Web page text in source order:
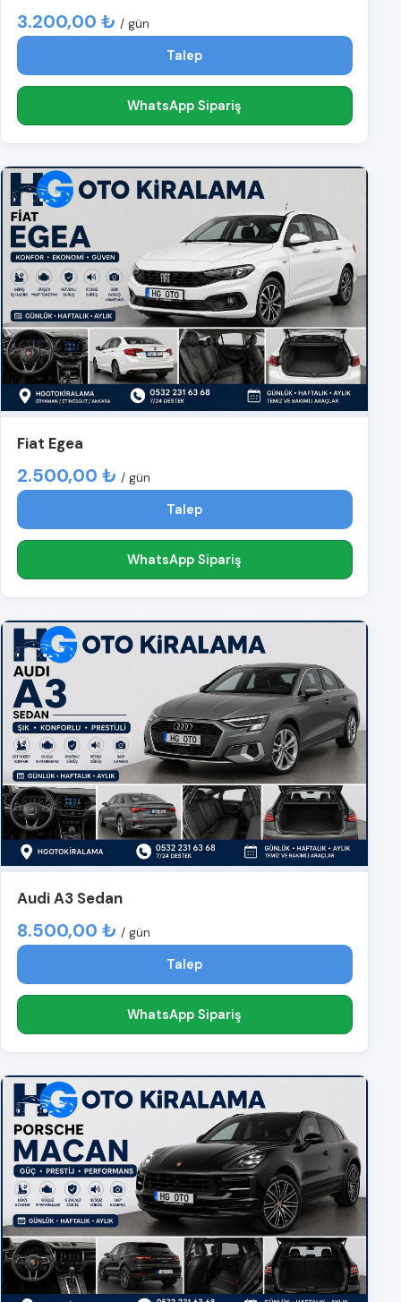
3.200,00 ₺ / gün
Talep
WhatsApp Sipariş
Fiat Egea
2.500,00 ₺ / gün
Talep
WhatsApp Sipariş
Audi A3 Sedan
8.500,00 ₺ / gün
Talep
WhatsApp Sipariş